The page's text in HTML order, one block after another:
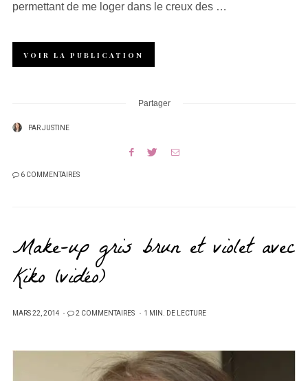
permettant de me loger dans le creux des …
VOIR LA PUBLICATION
Partager
PARJUSTINE
6 COMMENTAIRES
Make-up gris brun et violet avec
Kiko (vidéo)
PUBLIÉ
MARS 22, 2014 2 COMMENTAIRES 1 MIN. DE LECTURE